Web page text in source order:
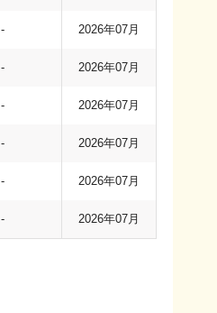
- 2026年07月
- 2026年07月
- 2026年07月
- 2026年07月
- 2026年07月
- 2026年07月